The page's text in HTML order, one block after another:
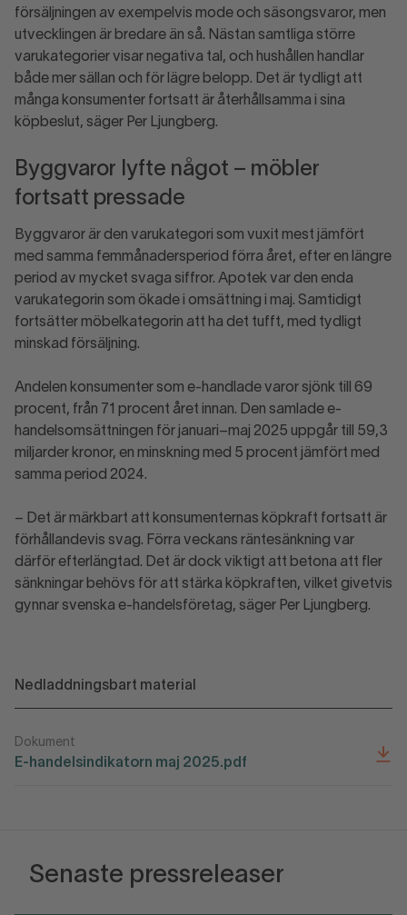
försäljningen av exempelvis mode och säsongsvaror, men
utvecklingen är bredare än så. Nästan samtliga större
varukategorier visar negativa tal, och hushållen handlar
både mer sällan och för lägre belopp. Det är tydligt att
många konsumenter fortsatt är återhållsamma i sina
köpbeslut, säger Per Ljungberg.
Byggvaror lyfte något – möbler
fortsatt pressade
Byggvaror är den varukategori som vuxit mest jämfört
med samma femmånadersperiod förra året, efter en längre
period av mycket svaga siffror. Apotek var den enda
varukategorin som ökade i omsättning i maj. Samtidigt
fortsätter möbelkategorin att ha det tufft, med tydligt
minskad försäljning.
Andelen konsumenter som e-handlade varor sjönk till 69
procent, från 71 procent året innan. Den samlade e-
handelsomsättningen för januari–maj 2025 uppgår till 59,3
miljarder kronor, en minskning med 5 procent jämfört med
samma period 2024.
– Det är märkbart att konsumenternas köpkraft fortsatt är
förhållandevis svag. Förra veckans räntesänkning var
därför efterlängtad. Det är dock viktigt att betona att fler
sänkningar behövs för att stärka köpkraften, vilket givetvis
gynnar svenska e-handelsföretag, säger Per Ljungberg.
Nedladdningsbart material
Dokument
E-handelsindikatorn maj 2025.pdf
Senaste pressreleaser